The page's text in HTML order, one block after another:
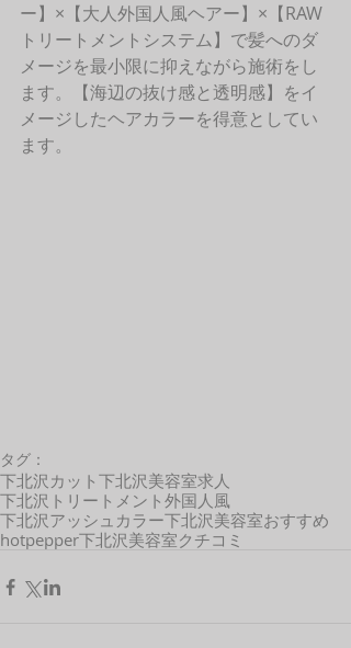
ー】×【大人外国人風ヘアー】×【RAW
トリートメントシステム】で髪へのダ
メージを最小限に抑えながら施術をし
ます。【海辺の抜け感と透明感】をイ
メージしたヘアカラーを得意としてい
ます。
タグ：
下北沢カット 下北沢美容室求人
下北沢トリートメント 外国人風
下北沢アッシュカラー下北沢美容室おすすめ
hotpepper下北沢美容室クチコミ